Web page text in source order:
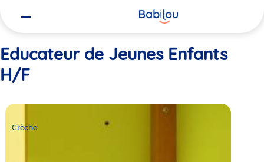
Educateur de Jeunes Enfants
H/F
Crèche
Babilou
Crèche